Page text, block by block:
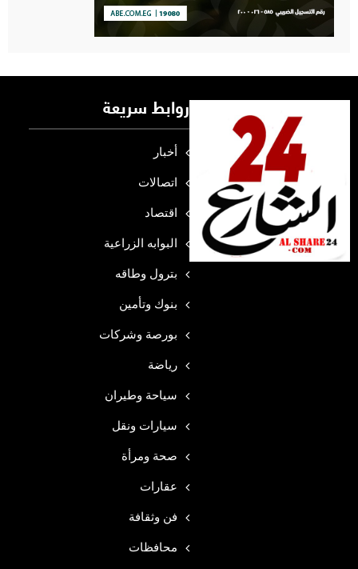
روابط سريعة
أخبار
اتصالات
اقتصاد
البوابه الزراعية
بترول وطاقه
بنوك وتأمين
بورصة وشركات
رياضة
سياحة وطيران
سيارات ونقل
صحة ومرأة
عقارات
فن وثقافة
محافظات